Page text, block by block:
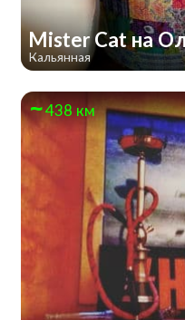
Mister Cat на
Кальянная
438 км